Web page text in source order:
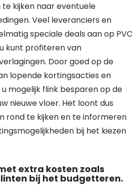
kijken naar eventuele
Veel leveranciers en
speciale deals aan op PVC
kunt profiteren van
Door goed op de
lopende kortingsacties en
mogelijk flink besparen op de
nieuwe vloer. Het loont dus
rond te kijken en te informeren
bij het kiezen
extra kosten zoals
bij het budgetteren.